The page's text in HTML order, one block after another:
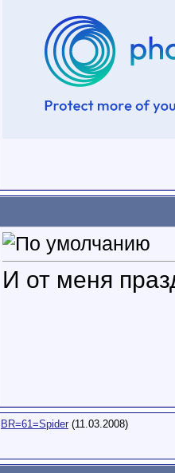
И от меня
BR=61=Spider (11.03.2008)